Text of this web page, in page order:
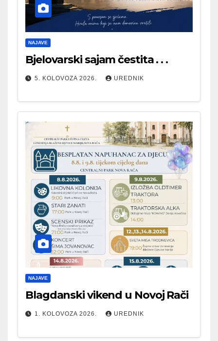
NAJAVE
Bjelovarski sajam čestita . . .
5. KOLOVOZA 2026. UREDNIK
NAJAVE
Blagdanski vikend u Novoj Rači
1. KOLOVOZA 2026. UREDNIK